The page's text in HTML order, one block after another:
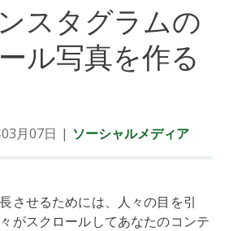
スタグラムの
ル写真を作る
月07日 | ソーシャルメディア
させるためには、人々の目を引
がスクロールしてあなたのコンテ